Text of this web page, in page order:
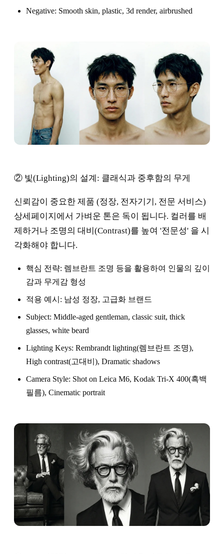
Negative: Smooth skin, plastic, 3d render, airbrushed
② 빛(Lighting)의 설계: 클래식과 중후함의 무게
신뢰감이 중요한 제품 (정장, 전자기기, 전문 서비스)
상세페이지에서 가벼운 톤은 독이 됩니다. 컬러를 배
제하거나 조명의 대비(Contrast)를 높여 '전문성' 을 시
각화해야 합니다.
핵심 전략: 렘브란트 조명 등을 활용하여 인물의 깊이
감과 무게감 형성
적용 예시: 남성 정장, 고급화 브랜드
Subject: Middle-aged gentleman, classic suit, thick
glasses, white beard
Lighting Keys: Rembrandt lighting(렘브란트 조명),
High contrast(고대비), Dramatic shadows
Camera Style: Shot on Leica M6, Kodak Tri-X 400(흑백
필름), Cinematic portrait